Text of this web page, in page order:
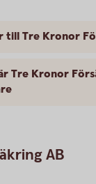
till Tre Kronor
Tre Kronor
AB